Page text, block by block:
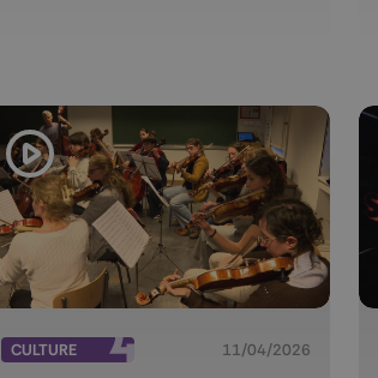
CULTURE 11/04/2026